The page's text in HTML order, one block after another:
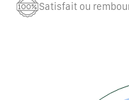
Satisfait ou